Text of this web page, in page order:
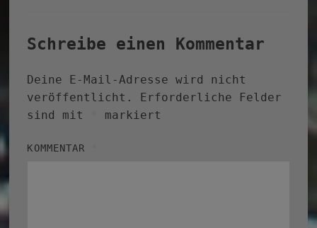
Schreibe einen Kommentar
Deine E-Mail-Adresse wird nicht
veröffentlicht.
Erforderliche Felder
sind mit
markiert
KOMMENTAR